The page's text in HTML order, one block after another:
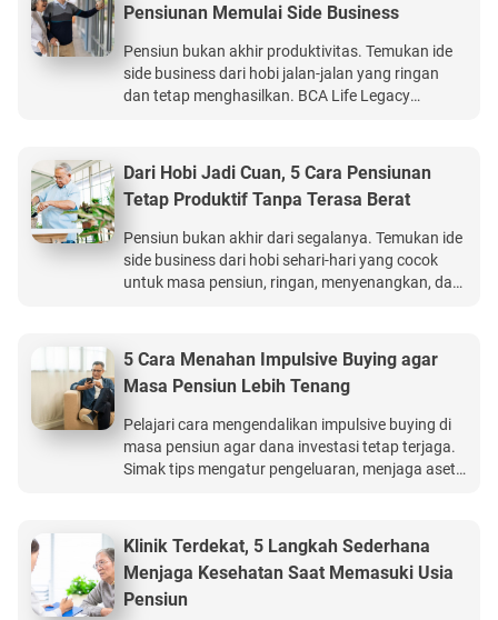
Pensiunan Memulai Side Business
Pensiun bukan akhir produktivitas. Temukan ide
side business dari hobi jalan-jalan yang ringan
dan tetap menghasilkan. BCA Life Legacy
keluarga, manfaat finansial yang bagus, hingga
usia 99 tahun.
Dari Hobi Jadi Cuan, 5 Cara Pensiunan
Tetap Produktif Tanpa Terasa Berat
Pensiun bukan akhir dari segalanya. Temukan ide
side business dari hobi sehari-hari yang cocok
untuk masa pensiun, ringan, menyenangkan, dan
perlindungan kesehatan hingga Rp15 miliar.
5 Cara Menahan Impulsive Buying agar
Masa Pensiun Lebih Tenang
Pelajari cara mengendalikan impulsive buying di
masa pensiun agar dana investasi tetap terjaga.
Simak tips mengatur pengeluaran, menjaga aset,
memberikan manfaat perlindungan kesehatan
hingga Rp15 miliar.
Klinik Terdekat, 5 Langkah Sederhana
Menjaga Kesehatan Saat Memasuki Usia
Pensiun